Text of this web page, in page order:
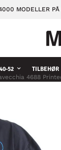
MODELLER PÅ
52 TILBEHØR
4688